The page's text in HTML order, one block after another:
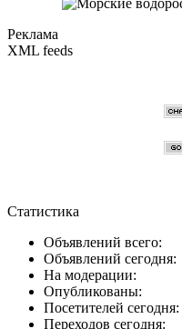
Реклама
XML feeds
Статистика
Объявлений всего:
Объявлений сегодня:
На модерации:
Опубликованы:
Посетителей сегодня:
Переходов сегодня: